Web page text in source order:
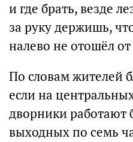
и где брать, везде
за руку держишь,
налево не отошёл
По словам жителей
если на
дворники работают
выходных по семь